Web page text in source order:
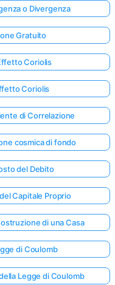
o Divergenza
Gratuito
Coriolis
Coriolis
di Correlazione
cosmica di fondo
del Debito
Capitale Proprio
di una Casa
di Coulomb
Legge di Coulomb